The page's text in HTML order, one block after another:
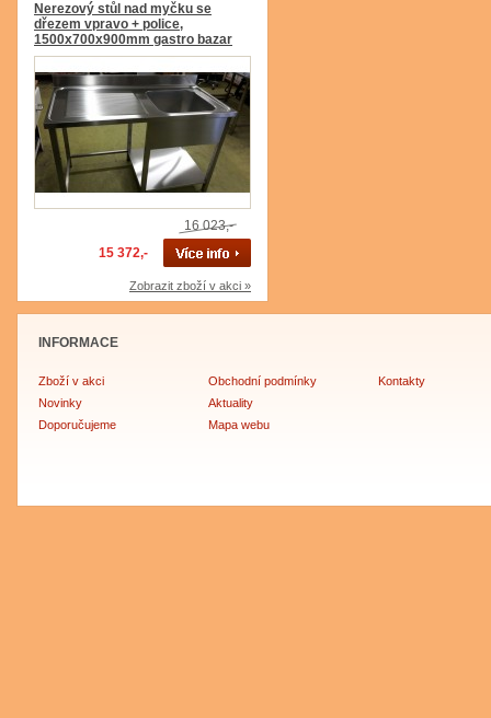
Nerezový stůl nad myčku se
dřezem vpravo + police,
1500x700x900mm gastro bazar
16 023,-
15 372,-
Zobrazit zboží v akci »
INFORMACE
Zboží v akci
Novinky
Doporučujeme
Obchodní podmínky
Aktuality
Mapa webu
Kontakty